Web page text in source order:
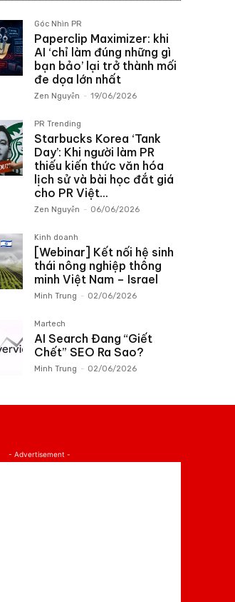
Góc Nhìn PR
Paperclip Maximizer: khi
AI ‘chỉ làm đúng những gì
bạn bảo’ lại trở thành mối
đe dọa lớn nhất
Zen Nguyễn - 19/06/2026
PR Trending
Starbucks Korea ‘Tank
Day’: Khi người làm PR
thiếu kiến thức văn hóa
lịch sử và bài học đắt giá
cho PR Việt...
Zen Nguyễn - 06/06/2026
Kinh doanh
[Webinar] Kết nối hệ sinh
thái nông nghiệp thông
minh Việt Nam – Israel
Minh Trung - 02/06/2026
Martech
AI Search Đang “Giết
Chết” SEO Ra Sao?
Minh Trung - 02/06/2026
- Advertisement -